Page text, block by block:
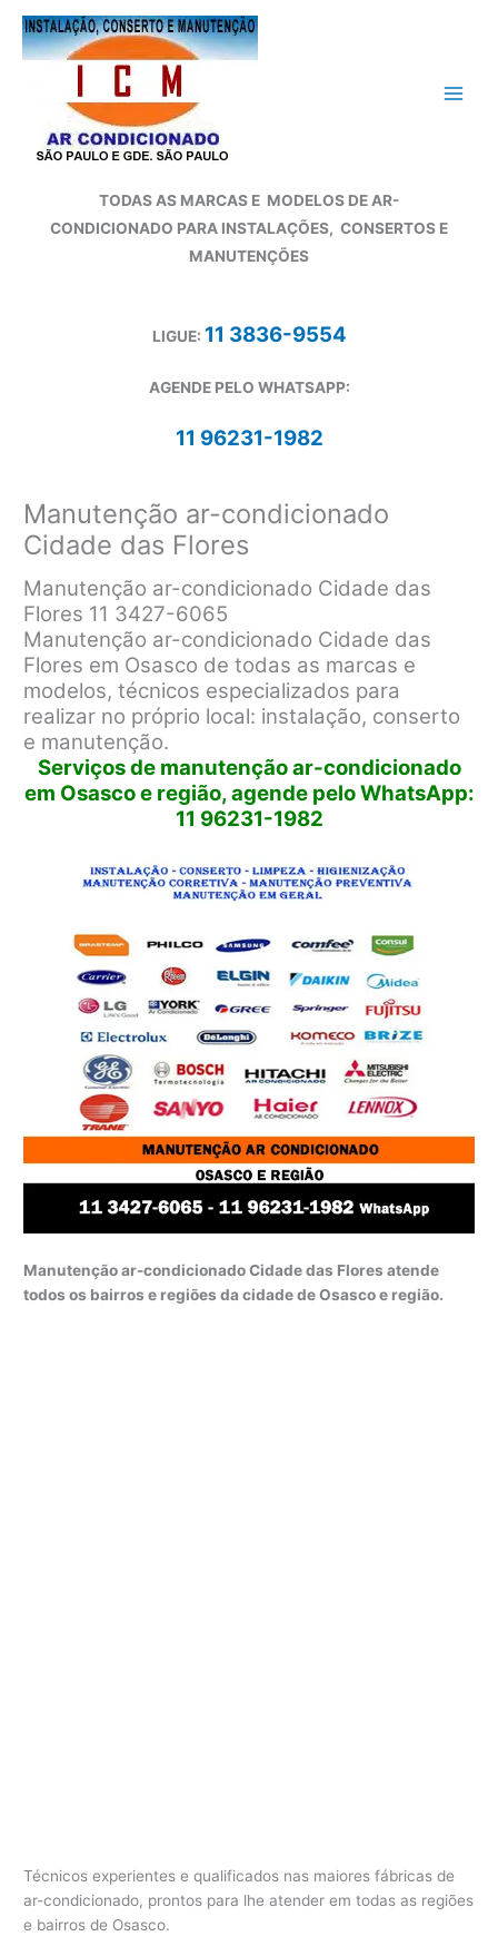
para
TODAS AS MARCAS E MODELOS DE AR-
CONDICIONADO PARA INSTALAÇÕES, CONSERTOS E
MANUTENÇÕES
LIGUE: 11 3836-9554
AGENDE PELO WHATSAPP:
11 96231-1982
Manutenção ar-condicionado
Cidade das Flores
Manutenção ar-condicionado Cidade das
Flores 11 3427-6065
Manutenção ar-condicionado Cidade das
Flores em Osasco de todas as marcas e
modelos, técnicos especializados para
realizar no próprio local: instalação, conserto
e manutenção.
Serviços de manutenção ar-condicionado
em Osasco e região, agende pelo WhatsApp:
11 96231-1982
Manutenção ar-condicionado Cidade das Flores atende
todos os bairros e regiões da cidade de Osasco e região.
Técnicos experientes e qualificados nas maiores fábricas de
ar-condicionado, prontos para lhe atender em todas as regiões
e bairros de Osasco.